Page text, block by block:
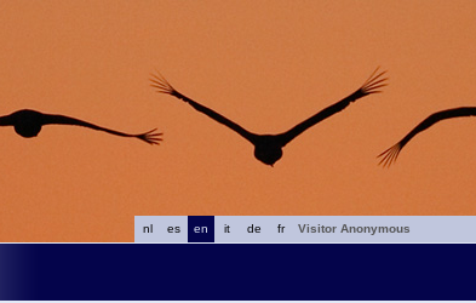
fr
de
it
en
es
nl
Visitor Anonymous